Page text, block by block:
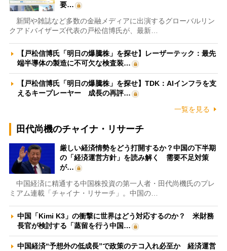
要…
新聞や雑誌など多数の金融メディアに出演するグローバルリン
クアドバイザーズ代表の戸松信博氏が、最新…
【戸松信博氏「明日の爆騰株」を探せ】レーザーテック：最先
端半導体の製造に不可欠な検査装…
【戸松信博氏「明日の爆騰株」を探せ】TDK：AIインフラを支
えるキープレーヤー 成長の再評…
一覧を見る
田代尚機のチャイナ・リサーチ
厳しい経済情勢をどう打開するか？中国の下半期
の「経済運営方針」を読み解く 需要不足対策
が…
中国経済に精通する中国株投資の第一人者・田代尚機氏のプレ
ミアム連載「チャイナ・リサーチ」。中国の…
中国「Kimi K3」の衝撃に世界はどう対応するのか？ 米財務
長官が検討する「蒸留を行う中国…
中国経済“予想外の低成長”で政策のテコ入れ必至か 経済運営